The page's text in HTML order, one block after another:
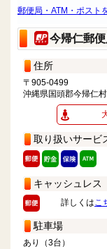
郵便局・ATM・ポスト
今帰仁郵
住所
〒905-0499
沖縄県国頭郡今帰仁
取り扱いサービ
キャッシュレス
詳しくはこ
駐車場
あり（3台）